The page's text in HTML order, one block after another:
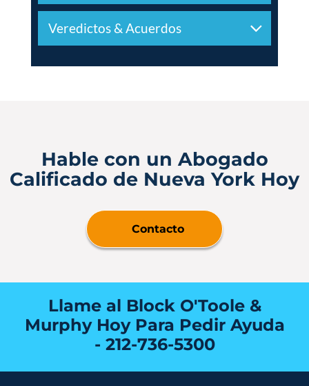
Veredictos & Acuerdos
Hable con un Abogado
Calificado de Nueva York Hoy
Contacto
Llame al Block O'Toole &
Murphy Hoy Para Pedir Ayuda
- 212-736-5300